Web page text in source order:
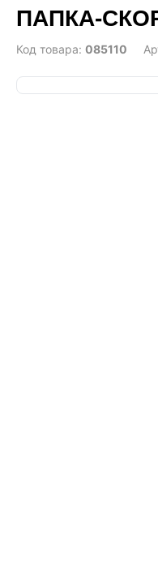
ПАПКА-
Код товара: 085110